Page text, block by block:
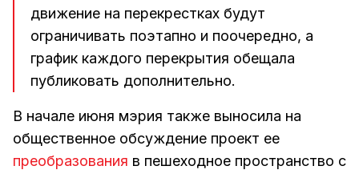
движение на перекрестках будут
ограничивать поэтапно и поочередно, а
график каждого перекрытия обещала
публиковать дополнительно.
В начале июня мэрия также выносила на
общественное обсуждение проект ее
преобразования в пешеходное пространство с